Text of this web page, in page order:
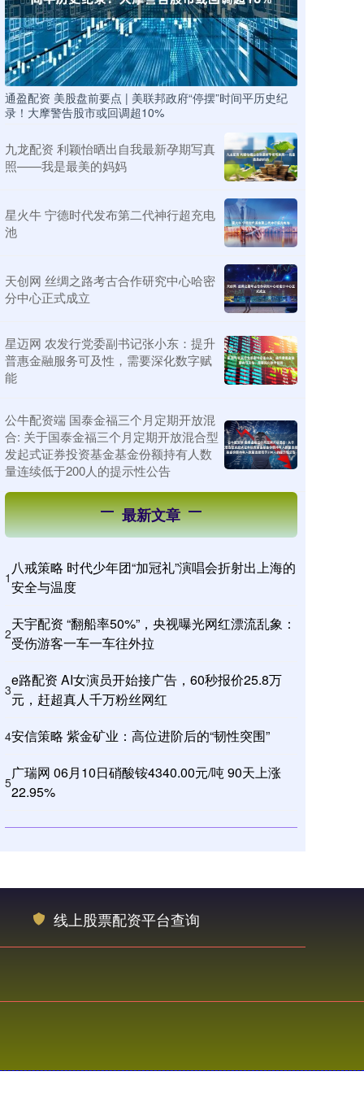
通盈配资 美股盘前要点 | 美联邦政府“停摆”时间平历史纪
录！大摩警告股市或回调超10%
九龙配资 利颖怡晒出自我最新孕期写真
照——我是最美的妈妈
星火牛 宁德时代发布第二代神行超充电
池
天创网 丝绸之路考古合作研究中心哈密
分中心正式成立
星迈网 农发行党委副书记张小东：提升
普惠金融服务可及性，需要深化数字赋
能
公牛配资端 国泰金福三个月定期开放混
合: 关于国泰金福三个月定期开放混合型
发起式证券投资基金基金份额持有人数
量连续低于200人的提示性公告
最新文章
1
八戒策略 时代少年团“加冠礼”演唱会折射出上海的
安全与温度
2
天宇配资 “翻船率50%”，央视曝光网红漂流乱象：
受伤游客一车一车往外拉
3
e路配资 AI女演员开始接广告，60秒报价25.8万
元，赶超真人千万粉丝网红
4安信策略 紫金矿业：高位进阶后的“韧性突围”
5
广瑞网 06月10日硝酸铵4340.00元/吨 90天上涨
22.95%
线上股票配资平台查询